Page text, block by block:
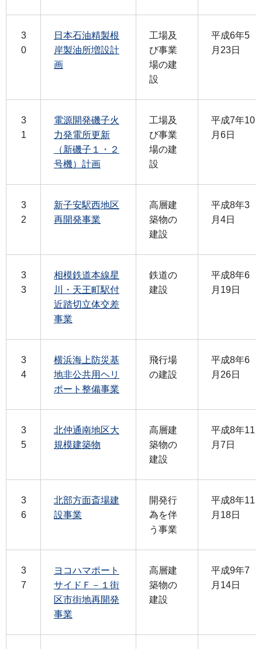
3
0
日本石油精製根
岸製油所増設計
画
工場及
び事業
場の建
設
平成6年5
月23日
3
1
電源開発磯子火
力発電所更新
（新磯子１・２
号機）計画
工場及
び事業
場の建
設
平成7年10
月6日
3
2
新子安駅西地区
再開発事業
高層建
築物の
建設
平成8年3
月4日
3
3
相模鉄道本線星
川・天王町駅付
近踏切立体交差
事業
鉄道の
建設
平成8年6
月19日
3
4
横浜海上防災基
地非公共用ヘリ
ポート整備事業
飛行場
の建設
平成8年6
月26日
3
5
北仲通南地区大
規模建築物
高層建
築物の
建設
平成8年11
月7日
3
6
北部方面斎場建
設事業
開発行
為を伴
う事業
平成8年11
月18日
3
7
ヨコハマポート
サイドＦ－１街
区市街地再開発
事業
高層建
築物の
建設
平成9年7
月14日